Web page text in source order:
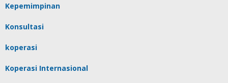
Kepemimpinan
Konsultasi
koperasi
Koperasi Internasional